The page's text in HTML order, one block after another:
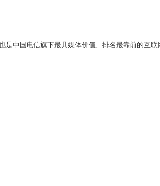
中国电信旗下最具媒体价值、排名最靠前的互联